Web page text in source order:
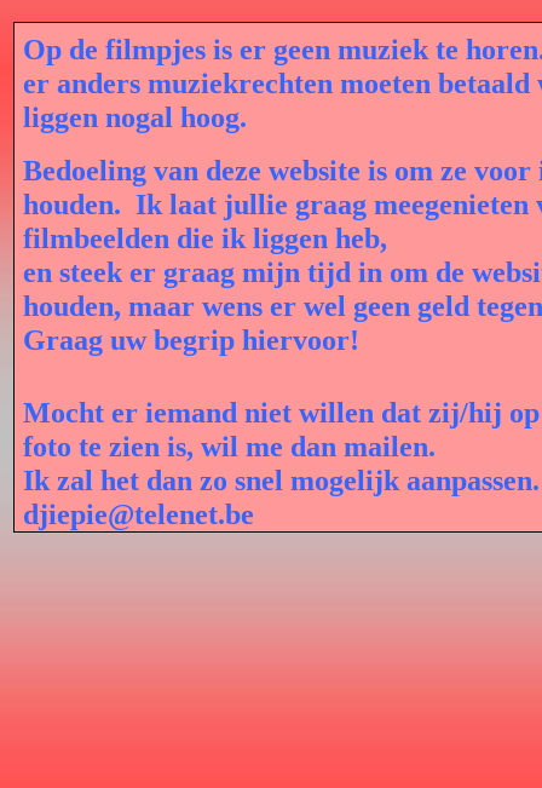
Op de filmpjes is er geen muziek te
er anders muziekrechten moeten betaald
liggen nogal hoog.
Bedoeling van deze website is om ze
houden. Ik laat jullie graag meegenieten
filmbeelden die ik liggen heb,
en steek er graag mijn tijd in om de
houden, maar wens er wel geen geld
Graag uw begrip hiervoor!
Mocht er iemand niet willen dat zij/hij
foto te zien is, wil me dan mailen.
Ik zal het dan zo snel mogelijk
djiepie@telenet.be